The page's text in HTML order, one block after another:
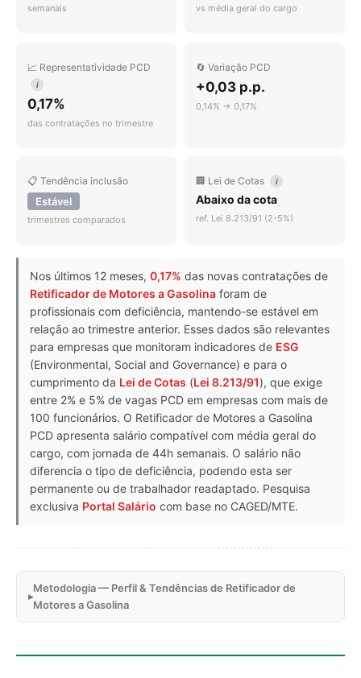
semanais vs média geral do cargo
📈 Representatividade PCD
i
0,17%
das contratações no trimestre
🔄 Variação PCD
+0,03 p.p.
0,14% → 0,17%
📋 Tendência inclusão
Estável
trimestres comparados
🏢 Lei de Cotas i
Abaixo da cota
ref. Lei 8.213/91 (2-5%)
Nos últimos 12 meses, 0,17% das novas contratações de
Retificador de Motores a Gasolina foram de
profissionais com deficiência, mantendo-se estável em
relação ao trimestre anterior. Esses dados são relevantes
para empresas que monitoram indicadores de ESG
(Environmental, Social and Governance) e para o
cumprimento da Lei de Cotas (Lei 8.213/91), que exige
entre 2% e 5% de vagas PCD em empresas com mais de
100 funcionários. O Retificador de Motores a Gasolina
PCD apresenta salário compatível com média geral do
cargo, com jornada de 44h semanais. O salário não
diferencia o tipo de deficiência, podendo esta ser
permanente ou de trabalhador readaptado. Pesquisa
exclusiva Portal Salário com base no CAGED/MTE.
Metodologia — Perfil & Tendências de Retificador de
Motores a Gasolina